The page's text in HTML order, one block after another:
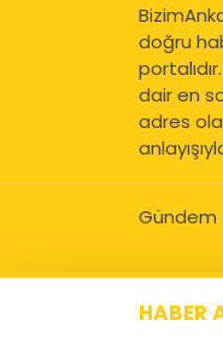
doğru
dair en
adres
Gündem
HABER